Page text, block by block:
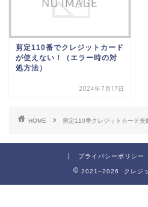
剪定110番でクレジットカード
が使えない！（エラー時の対
処方法）
2024年7月17日
HOME 剪定110番クレジットカード失
プライバシーポリシー
2021–2026 クレジ